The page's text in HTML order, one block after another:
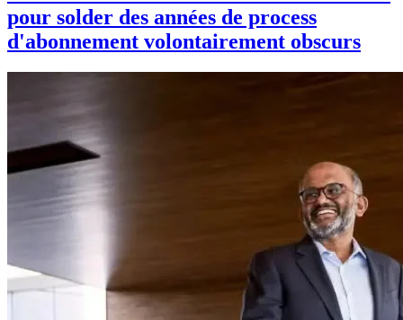
pour solder des années de process
d'abonnement volontairement obscurs